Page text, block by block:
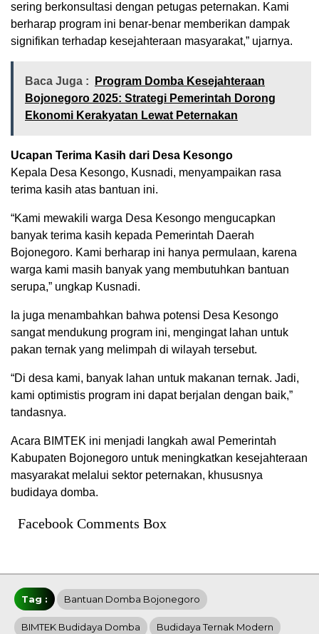
sering berkonsultasi dengan petugas peternakan. Kami
berharap program ini benar-benar memberikan dampak
signifikan terhadap kesejahteraan masyarakat,” ujarnya.
Baca Juga :
Program Domba Kesejahteraan
Bojonegoro 2025: Strategi Pemerintah Dorong
Ekonomi Kerakyatan Lewat Peternakan
Ucapan Terima Kasih dari Desa Kesongo
Kepala Desa Kesongo, Kusnadi, menyampaikan rasa
terima kasih atas bantuan ini.
“Kami mewakili warga Desa Kesongo mengucapkan
banyak terima kasih kepada Pemerintah Daerah
Bojonegoro. Kami berharap ini hanya permulaan, karena
warga kami masih banyak yang membutuhkan bantuan
serupa,” ungkap Kusnadi.
Ia juga menambahkan bahwa potensi Desa Kesongo
sangat mendukung program ini, mengingat lahan untuk
pakan ternak yang melimpah di wilayah tersebut.
“Di desa kami, banyak lahan untuk makanan ternak. Jadi,
kami optimistis program ini dapat berjalan dengan baik,”
tandasnya.
Acara BIMTEK ini menjadi langkah awal Pemerintah
Kabupaten Bojonegoro untuk meningkatkan kesejahteraan
masyarakat melalui sektor peternakan, khususnya
budidaya domba.
Facebook Comments Box
Tag : Bantuan Domba Bojonegoro
BIMTEK Budidaya Domba Budidaya Ternak Modern